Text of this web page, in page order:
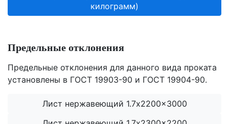
килограмм)
Предельные отклонения
Предельные отклонения для данного вида проката
установлены в ГОСТ 19903-90 и ГОСТ 19904-90.
Лист нержавеющий 1.7x2200x3000